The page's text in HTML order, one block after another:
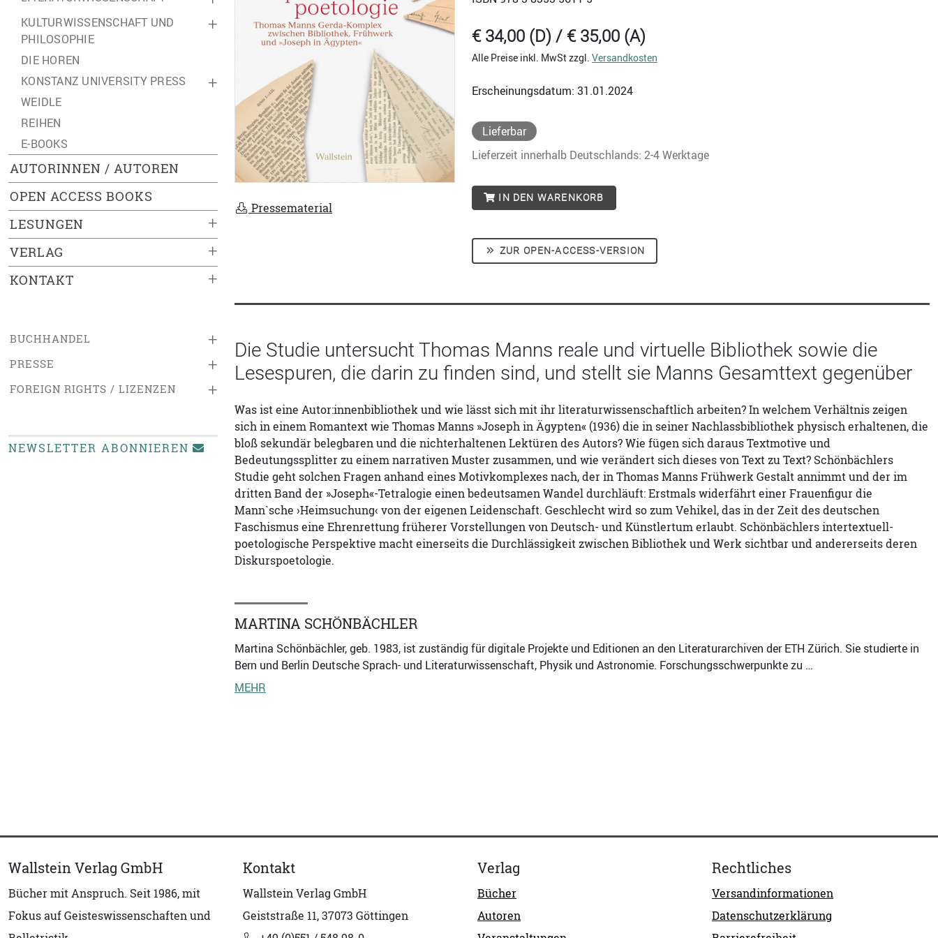
+
KULTURWISSENSCHAFT UND
PHILOSOPHIE
DIE HOREN
+
KONSTANZ UNIVERSITY PRESS
WEIDLE
REIHEN
E-BOOKS
AUTORINNEN / AUTOREN
OPEN ACCESS BOOKS
+
LESUNGEN
+
VERLAG
+
KONTAKT
+
BUCHHANDEL
+
PRESSE
+
FOREIGN RIGHTS / LIZENZEN
NEWSLETTER ABONNIEREN
Pressematerial
€ 34,00 (D) / € 35,00 (A)
Alle Preise inkl. MwSt zzgl. Versandkosten
Erscheinungsdatum: 31.01.2024
Lieferbar
Lieferzeit innerhalb Deutschlands: 2-4 Werktage
IN DEN WARENKORB
ZUR OPEN-ACCESS-VERSION
Die Studie untersucht Thomas Manns reale und virtuelle Bibliothek sowie die
Lesespuren, die darin zu finden sind, und stellt sie Manns Gesamttext gegenüber
Was ist eine Autor:innenbibliothek und wie lässt sich mit ihr literaturwissenschaftlich arbeiten? In welchem Verhältnis zeigen
sich in einem Romantext wie Thomas Manns »Joseph in Ägypten« (1936) die in seiner Nachlassbibliothek physisch erhaltenen, die
bloß sekundär belegbaren und die nichterhaltenen Lektüren des Autors? Wie fügen sich daraus Textmotive und
Bedeutungssplitter zu einem narrativen Muster zusammen, und wie verändert sich dieses von Text zu Text? Schönbächlers
Studie geht solchen Fragen anhand eines Motivkomplexes nach, der in Thomas Manns Frühwerk Gestalt annimmt und der im
dritten Band der »Joseph«-Tetralogie einen bedeutsamen Wandel durchläuft: Erstmals widerfährt einer Frauenfigur die
Mann`sche ›Heimsuchung‹ von der eigenen Leidenschaft. Geschlecht wird so zum Vehikel, das in der Zeit des deutschen
Faschismus eine Ehrenrettung früherer Vorstellungen von Deutsch- und Künstlertum erlaubt. Schönbächlers intertextuell-
poetologische Perspektive macht einerseits die Durchlässigkeit zwischen Bibliothek und Werk sichtbar und andererseits deren
Diskurspoetologie.
MARTINA SCHÖNBÄCHLER
Martina Schönbächler, geb. 1983, ist zuständig für digitale Projekte und Editionen an den Literaturarchiven der ETH Zürich. Sie studierte in
Bern und Berlin Deutsche Sprach- und Literaturwissenschaft, Physik und Astronomie. Forschungsschwerpunkte zu …
MEHR
Wallstein Verlag GmbH
Bücher mit Anspruch. Seit 1986, mit
Fokus auf Geisteswissenschaften und
Kontakt
Wallstein Verlag GmbH
Geiststraße 11, 37073 Göttingen
Verlag
Bücher
Autoren
Rechtliches
Versandinformationen
Datenschutzerklärung